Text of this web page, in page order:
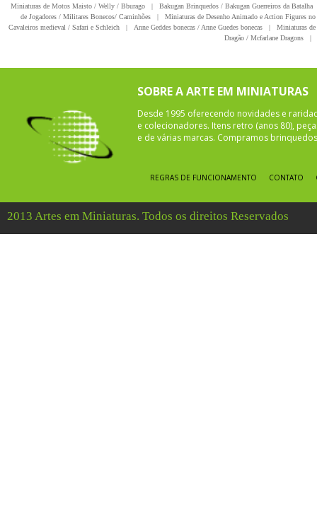
Miniaturas de Motos Maisto / Welly / Bburago
| Bakugan Brinquedos / Bakugan Guerreiros da Batalha
de Jogadores / Militares Bonecos/ Caminhões
|
Miniaturas de Desenho Animado e Action Figures
Cavaleiros medieval / Safari e Schleich
| Anne Geddes bonecas / Anne Guedes bonecas |
Miniaturas
Dragão / Mcfarlane Dragons
|
SOBRE A ARTE EM MINIATURAS
Desde 1995 oferecendo novidades e
e colecionadores. Itens retro (anos 80),
e de várias marcas. Compramos
REGRAS DE FUNCIONAMENTO CONTATO
2013 Artes em Miniaturas. Todos os direitos Reservados